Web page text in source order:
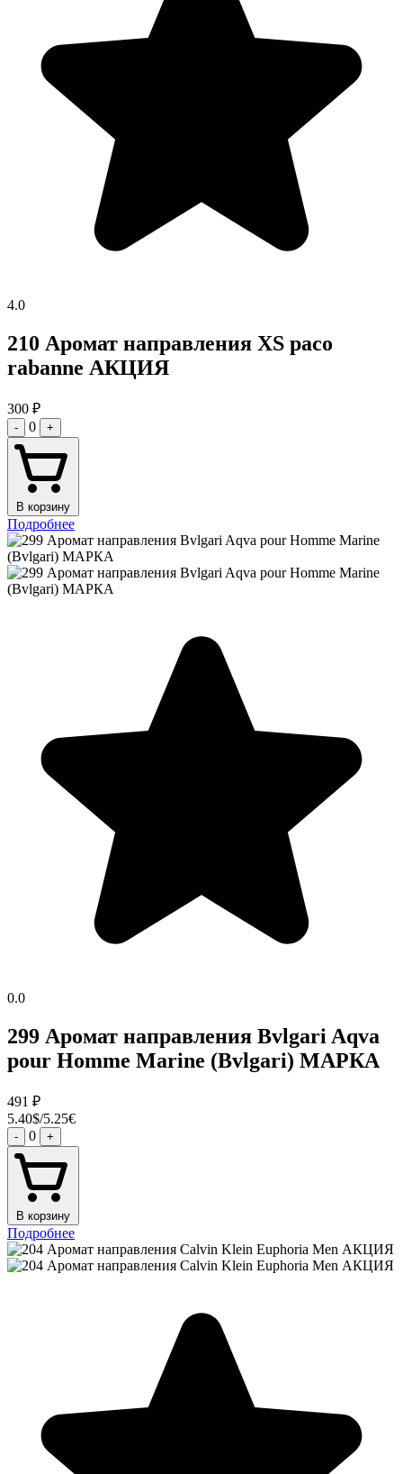
4.0
210 Аромат направления XS paco
rabanne АКЦИЯ
300 ₽
- 0 +
В корзину
Подробнее
0.0
299 Аромат направления Bvlgari Aqva
pour Homme Marine (Bvlgari) МАРКА
491 ₽
5.40$/5.25€
- 0 +
В корзину
Подробнее